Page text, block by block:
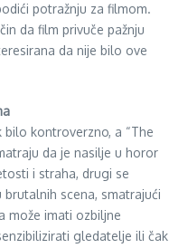
potražnju za filmom.
da film privuče pažnju
da nije bilo ove
kontroverzno, a “The
da je nasilje u horor
i straha, drugi se
scena, smatrajući
može imati ozbiljne
gledatelje ili čak